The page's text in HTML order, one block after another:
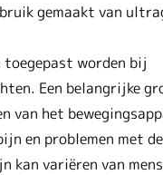
gemaakt van
worden bij
Een belangrijke
van het
en problemen met de
kan variëren van